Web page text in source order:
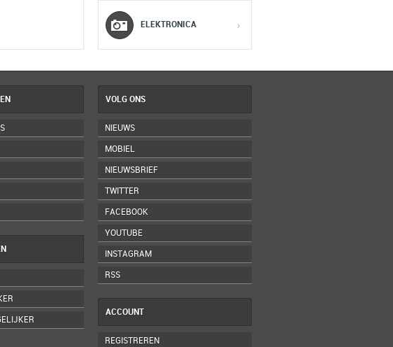
ELEKTRONICA ›
VOLG ONS
NIEUWS
MOBIEL
NIEUWSBRIEF
TWITTER
FACEBOOK
YOUTUBE
INSTAGRAM
RSS
ACCOUNT
REGISTREREN